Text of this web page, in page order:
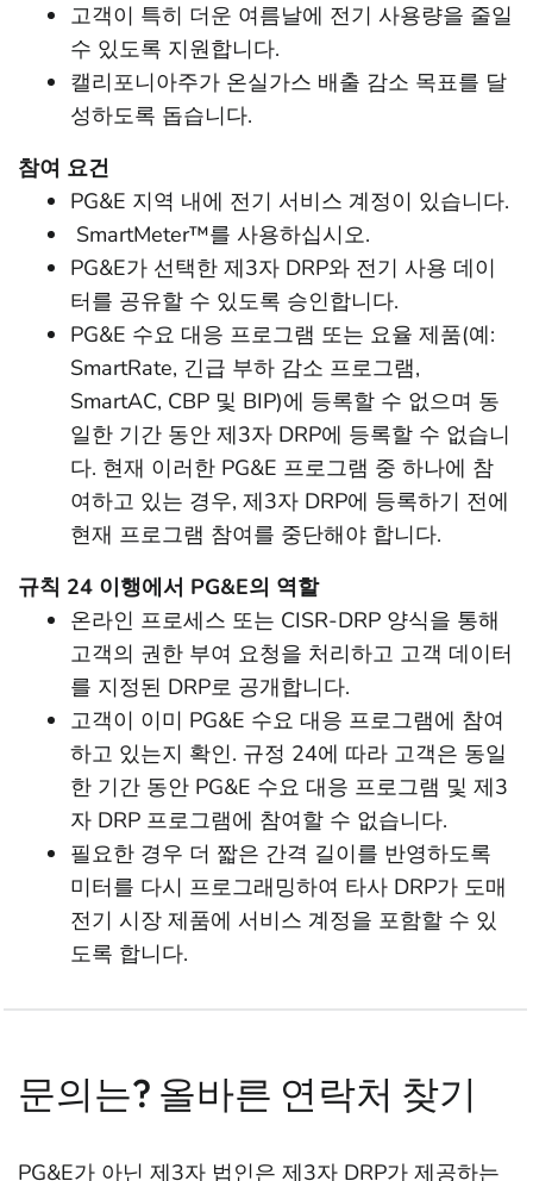
고객이 특히 더운 여름날에 전기 사용량을 줄일
수 있도록 지원합니다.
캘리포니아주가 온실가스 배출 감소 목표를 달
성하도록 돕습니다.
참여 요건
PG&E 지역 내에 전기 서비스 계정이 있습니다.
SmartMeter™를 사용하십시오.
PG&E가 선택한 제3자 DRP와 전기 사용 데이
터를 공유할 수 있도록 승인합니다.
PG&E 수요 대응 프로그램 또는 요율 제품(예:
SmartRate, 긴급 부하 감소 프로그램,
SmartAC, CBP 및 BIP)에 등록할 수 없으며 동
일한 기간 동안 제3자 DRP에 등록할 수 없습니
다. 현재 이러한 PG&E 프로그램 중 하나에 참
여하고 있는 경우, 제3자 DRP에 등록하기 전에
현재 프로그램 참여를 중단해야 합니다.
규칙 24 이행에서 PG&E의 역할
온라인 프로세스 또는 CISR-DRP 양식을 통해
고객의 권한 부여 요청을 처리하고 고객 데이터
를 지정된 DRP로 공개합니다.
고객이 이미 PG&E 수요 대응 프로그램에 참여
하고 있는지 확인. 규정 24에 따라 고객은 동일
한 기간 동안 PG&E 수요 대응 프로그램 및 제3
자 DRP 프로그램에 참여할 수 없습니다.
필요한 경우 더 짧은 간격 길이를 반영하도록
미터를 다시 프로그래밍하여 타사 DRP가 도매
전기 시장 제품에 서비스 계정을 포함할 수 있
도록 합니다.
문의는? 올바른 연락처 찾기
PG&E가 아닌 제3자 법인은 제3자 DRP가 제공하는